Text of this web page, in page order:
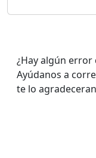
¿Hay algún error
Ayúdanos a
te lo